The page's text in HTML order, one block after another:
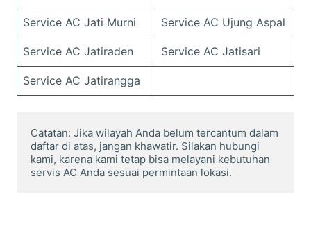
Service AC Jati Murni Service AC Ujung Aspal
Service AC Jatiraden Service AC Jatisari
Service AC Jatirangga
Catatan: Jika wilayah Anda belum tercantum dalam
daftar di atas, jangan khawatir. Silakan hubungi
kami, karena kami tetap bisa melayani kebutuhan
servis AC Anda sesuai permintaan lokasi.